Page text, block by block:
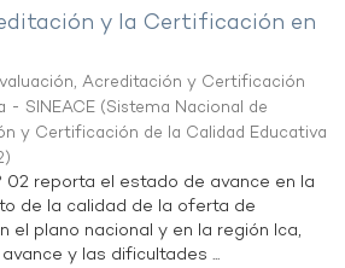
y la Certificación en
Acreditación y Certificación
- SINEACE (Sistema Nacional de
y Certificación de la Calidad Educativa
)
02 reporta el estado de avance en la
de la calidad de la oferta de
el plano nacional y en la región Ica,
y las dificultades ...